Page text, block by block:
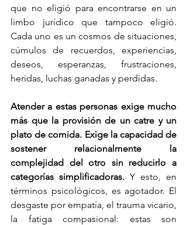
que no eligió para encontrarse en un
limbo jurídico que tampoco eligió.
Cada uno es un cosmos de situaciones,
cúmulos de recuerdos, experiencias,
deseos, esperanzas, frustraciones,
heridas, luchas ganadas y perdidas.
Atender a estas personas exige mucho
más que la provisión de un catre y un
plato de comida. Exige la capacidad de
sostener relacionalmente la
complejidad del otro sin reducirlo a
categorías simplificadoras. Y esto, en
términos psicológicos, es agotador. El
desgaste por empatía, el trauma vicario,
la fatiga compasional: estas son